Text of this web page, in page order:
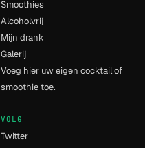
Smoothies
Alcoholvrij
Mijn drank
Galerij
Voeg hier uw eigen cocktail of
smoothie toe.
VOLG
Twitter